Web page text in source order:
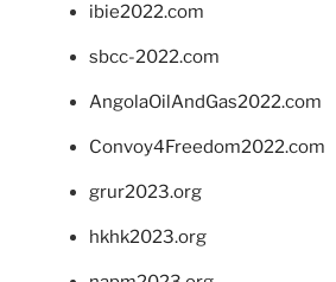
ibie2022.com
sbcc-2022.com
AngolaOilAndGas2022.com
Convoy4Freedom2022.com
grur2023.org
hkhk2023.org